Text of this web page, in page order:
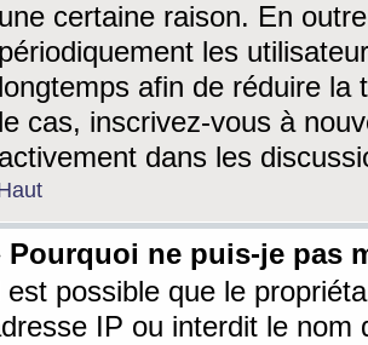
une certaine raison. En
périodiquement les
longtemps afin de réduire la
le cas, inscrivez-vous à
activement dans les
Pourquoi ne puis-je pas
est possible que le
IP ou interdit le nom